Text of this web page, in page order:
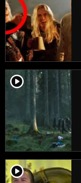
player2
player2